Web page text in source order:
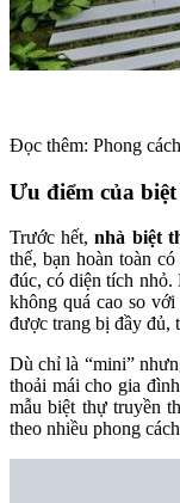
Đọc thêm: Phong
Ưu điểm của
Trước hết,nhà biệt
thế, bạn hoàn toàn
đúc, có diện tích nhỏ.
không quá cao so
được trang bị đầy đủ,
Dù chỉ là “mini”
thoải mái cho gia
mẫu biệt thự truyền
theo nhiều phong